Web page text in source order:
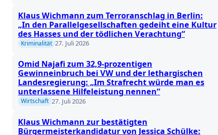
Klaus Wichmann zum Terroranschlag in Berlin:
„In den Parallelgesellschaften gedeiht eine Kultur
des Hasses und der tödlichen Verachtung“
Kriminalität 27. Juli 2026
Omid Najafi zum 32,9-prozentigen
Gewinneinbruch bei VW und der lethargischen
Landesregierung: „Im Strafrecht würde man es
unterlassene Hilfeleistung nennen“
Wirtschaft 27. Juli 2026
Klaus Wichmann zur bestätigten
Bürgermeisterkandidatur von Jessica Schülke: